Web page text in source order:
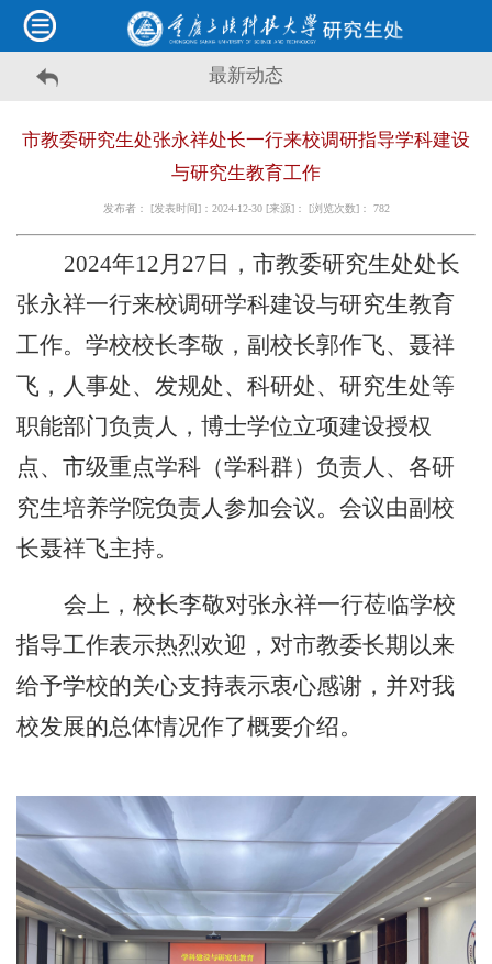
最新动态
市教委研究生处张永祥处长一行来校调研指导学科建设
与研究生教育工作
发布者： [发表时间]：2024-12-30 [来源]： [浏览次数]： 782
2024年12月27日，市教委研究生处处长
张永祥一行来校调研学科建设与研究生教育
工作。学校校长李敬，副校长郭作飞、聂祥
飞，人事处、发规处、科研处、研究生处等
职能部门负责人，博士学位立项建设授权
点、市级重点学科（学科群）负责人、各研
究生培养学院负责人参加会议。会议由副校
长聂祥飞主持。
会上，校长李敬对张永祥一行莅临学校
指导工作表示热烈欢迎， 对市教委长期以来
给予学校的关心支持表示衷心感谢，并对我
校发展的总体情况作了概要介绍。